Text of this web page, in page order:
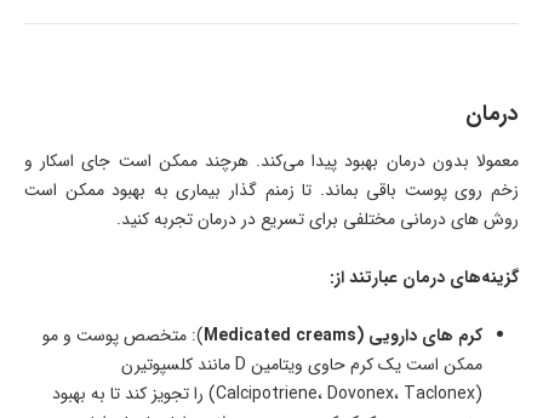
درمان
معمولا بدون درمان بهبود پیدا می‌کند. هرچند ممکن است جای اسکار و
زخم روی پوست باقی بماند. تا زمنم گذار بیماری به بهبود ممکن است
روش های درمانی مختلفی برای تسریع در درمان تجربه کنید.
گزینه‌های درمان عبارتند از:
کرم های دارویی (Medicated creams): متخصص پوست و مو
ممکن است یک کرم حاوی ویتامین D مانند کلسپوتیرن
(Calcipotriene، Dovonex، Taclonex) را تجویز کند تا به بهبود